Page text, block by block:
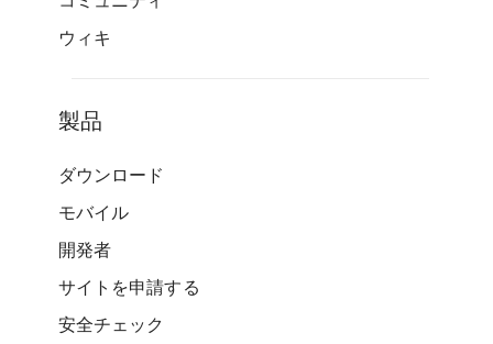
ウィキ
製品
ダウンロード
モバイル
開発者
サイトを申請する
安全チェック